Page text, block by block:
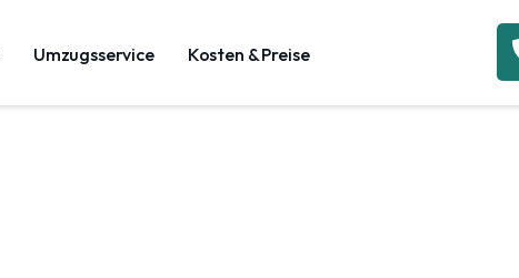
Umzugsservice Kosten & Preise